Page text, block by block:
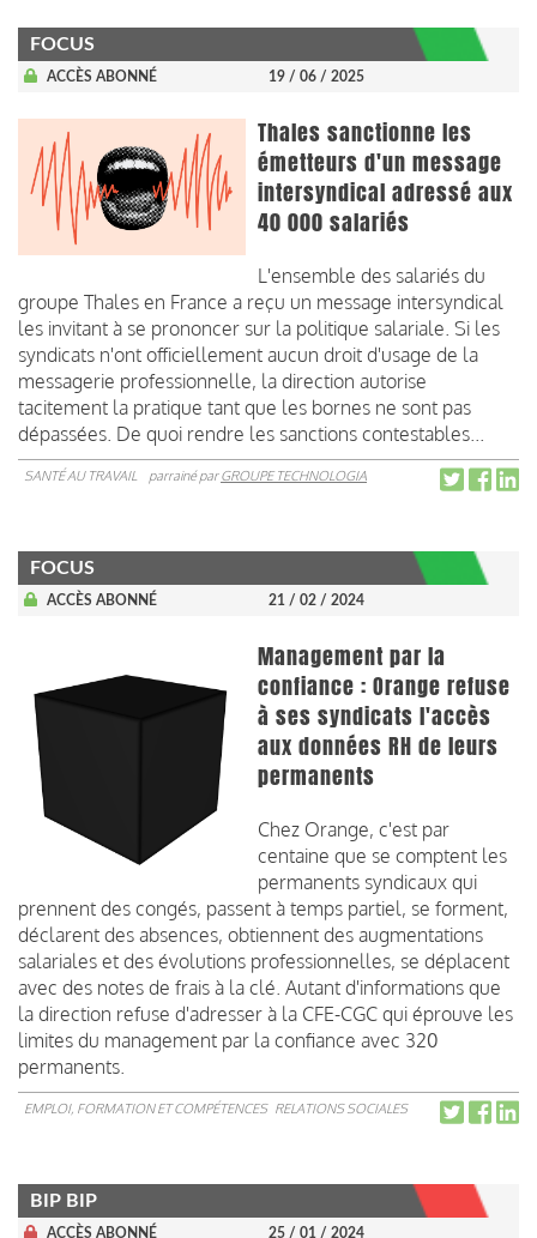
FOCUS
ACCÈS ABONNÉ 19 / 06 / 2025
Thales sanctionne les
émetteurs d'un message
intersyndical adressé aux
40 000 salariés
L'ensemble des salariés du
groupe Thales en France a reçu un message intersyndical
les invitant à se prononcer sur la politique salariale. Si les
syndicats n'ont officiellement aucun droit d'usage de la
messagerie professionnelle, la direction autorise
tacitement la pratique tant que les bornes ne sont pas
dépassées. De quoi rendre les sanctions contestables...
SANTÉ AU TRAVAIL parrainé parGROUPE TECHNOLOGIA
FOCUS
ACCÈS ABONNÉ 21 / 02 / 2024
Management par la
confiance : Orange refuse
à ses syndicats l'accès
aux données RH de leurs
permanents
Chez Orange, c'est par
centaine que se comptent les
permanents syndicaux qui
prennent des congés, passent à temps partiel, se forment,
déclarent des absences, obtiennent des augmentations
salariales et des évolutions professionnelles, se déplacent
avec des notes de frais à la clé. Autant d'informations que
la direction refuse d'adresser à la CFE-CGC qui éprouve les
limites du management par la confiance avec 320
permanents.
EMPLOI, FORMATION ET COMPÉTENCES RELATIONS SOCIALES
BIP BIP
ACCÈS ABONNÉ 25 / 01 / 2024